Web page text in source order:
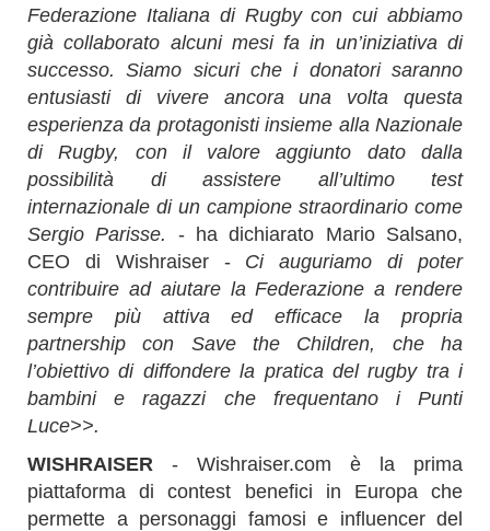
Federazione Italiana di Rugby con cui abbiamo
già collaborato alcuni mesi fa in un’iniziativa di
successo. Siamo sicuri che i donatori saranno
entusiasti di vivere ancora una volta questa
esperienza da protagonisti insieme alla Nazionale
di Rugby, con il valore aggiunto dato dalla
possibilità di assistere all’ultimo test
internazionale di un campione straordinario come
Sergio Parisse.
- ha dichiarato Mario Salsano,
CEO di Wishraiser - Ci auguriamo di poter
contribuire ad aiutare la Federazione a rendere
sempre più attiva ed efficace la propria
partnership con Save the Children, che ha
l’obiettivo di diffondere la pratica del rugby tra i
bambini e ragazzi che frequentano i Punti
Luce>>.
WISHRAISER - Wishraiser.com è la prima
piattaforma di contest benefici in Europa che
permette a personaggi famosi e influencer del